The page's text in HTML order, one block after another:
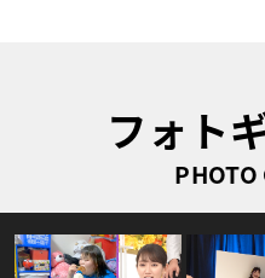
フォト
PHOTO